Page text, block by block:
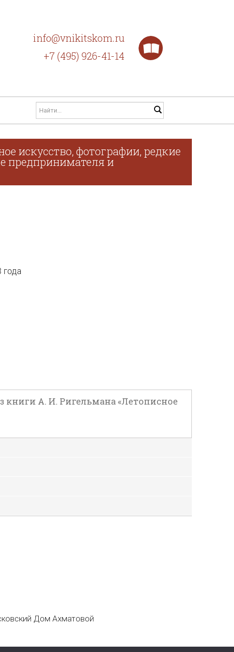
info@vnikitskom.ru
+7 (495) 926-41-14
искусство, фотографии, редкие
предпринимателя и
А. И. Ригельмана «Летописное
Дом Ахматовой